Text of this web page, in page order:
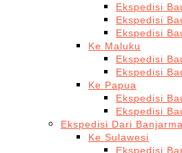
Ekspedisi
Ekspedisi
Ekspedisi
Ke Maluku
Ekspedisi
Ekspedisi
Ke Papua
Ekspedisi
Ekspedisi
Ekspedisi Dari
Ke Sulawesi
Ekspedisi